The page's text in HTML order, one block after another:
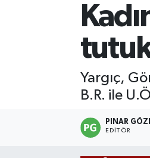
Yargıç,
B.R. ile
PINAR
EDITÖR